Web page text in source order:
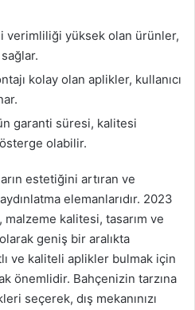
verimliliği yüksek olan ürünler,
kolay olan aplikler, kullanıcı
garanti süresi, kalitesi
olabilir.
estetiğini artıran ve
elemanlarıdır. 2023
malzeme kalitesi, tasarım ve
geniş bir aralıkta
ve kaliteli aplikler bulmak için
önemlidir. Bahçenizin tarzına
seçerek, dış mekanınızı